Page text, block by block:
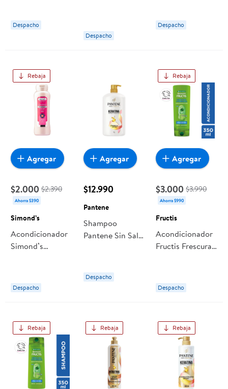
Despacho
Vitamina-e
Despacho
Despacho
Rebaja
$2.000 $2.390
Ahorra $390
Simond’s
Acondicionador
Simond’s
Vitamina-e
Despacho
Agregar
$12.990
Pantene
Shampoo
Pantene Sin Sal
Vitamina B5
Despacho
Agregar
Rebaja
$3.000 $3.990
Ahorra $990
Fructis
Acondicionador
Fructis Frescura
Despacho
Agregar
Rebaja Rebaja Rebaja